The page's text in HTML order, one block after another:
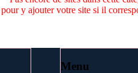
y ajouter votre site si il
Menu